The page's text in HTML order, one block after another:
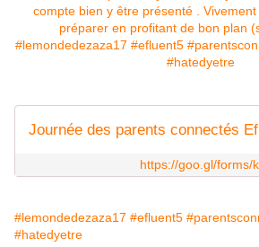
Journée des parents connectés
https://goo.gl/forms/
#lemondedezaza17 #efluent5
#hatedyetre